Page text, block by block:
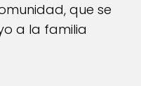
que se
a la familia